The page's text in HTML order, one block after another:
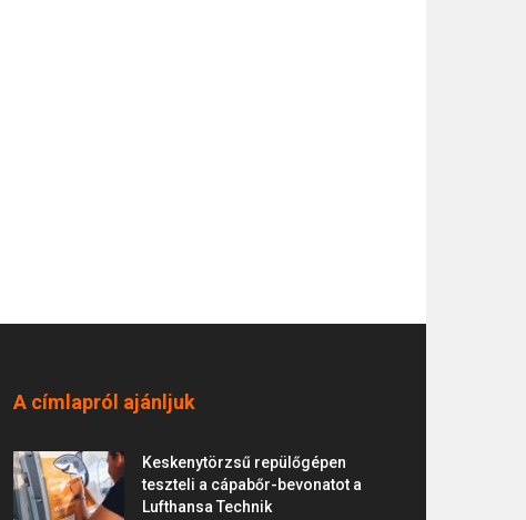
A címlapról ajánljuk
Keskenytörzsű repülőgépen
teszteli a cápabőr-bevonatot a
Lufthansa Technik